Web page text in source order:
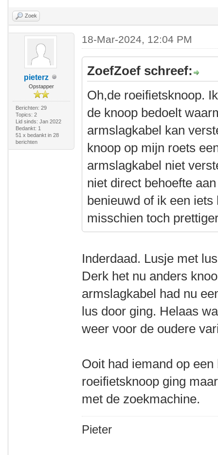
Zoek
pieterz
Opstapper
Berichten: 29
Topics: 2
Lid sinds: Jan 2022
Bedankt: 1
51 x bedankt in 28
berichten
18-Mar-2024, 12:04 PM
ZoefZoef schreef:
Oh,de roeifietsknoop.
de knoop bedoelt
armslagkabel kan
knoop op mijn roets
armslagkabel niet
niet direct behoefte
benieuwd of ik een
misschien toch
Inderdaad. Lusje met
Derk het nu anders
armslagkabel had nu
lus door ging. Helaas
weer voor de oudere
Ooit had iemand op
roeifietsknoop ging
met de zoekmachine.
Pieter